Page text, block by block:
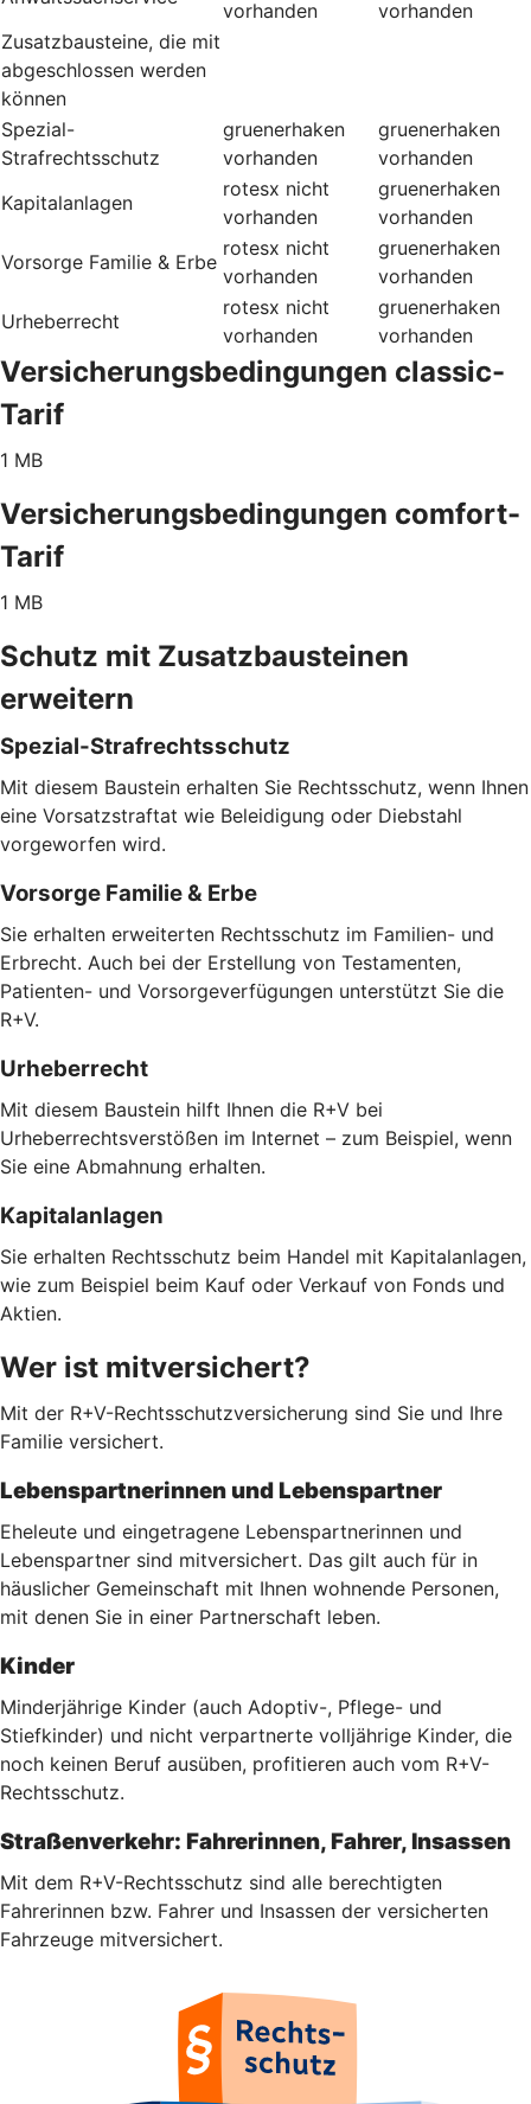
vorhanden
vorhanden
Zusatzbausteine, die mit
abgeschlossen werden
können
Spezial-
Strafrechtsschutz
gruenerhaken
vorhanden
gruenerhaken
vorhanden
Kapitalanlagen
rotesx nicht
vorhanden
gruenerhaken
vorhanden
Vorsorge Familie & Erbe
rotesx nicht
vorhanden
gruenerhaken
vorhanden
Urheberrecht
rotesx nicht
vorhanden
gruenerhaken
vorhanden
Versicherungsbedingungen classic-
Tarif
1 MB
Versicherungsbedingungen comfort-
Tarif
1 MB
Schutz mit Zusatzbausteinen
erweitern
Spezial-Strafrechtsschutz
Mit diesem Baustein erhalten Sie Rechtsschutz, wenn Ihnen
eine Vorsatzstraftat wie Beleidigung oder Diebstahl
vorgeworfen wird.
Vorsorge Familie & Erbe
Sie erhalten erweiterten Rechtsschutz im Familien- und
Erbrecht. Auch bei der Erstellung von Testamenten,
Patienten- und Vorsorgeverfügungen unterstützt Sie die
R+V.
Urheberrecht
Mit diesem Baustein hilft Ihnen die R+V bei
Urheberrechtsverstößen im Internet – zum Beispiel, wenn
Sie eine Abmahnung erhalten.
Kapitalanlagen
Sie erhalten Rechtsschutz beim Handel mit Kapitalanlagen,
wie zum Beispiel beim Kauf oder Verkauf von Fonds und
Aktien.
Wer ist mitversichert?
Mit der R+V-Rechtsschutzversicherung sind Sie und Ihre
Familie versichert.
Lebenspartnerinnen und Lebenspartner
Eheleute und eingetragene Lebenspartnerinnen und
Lebenspartner sind mitversichert. Das gilt auch für in
häuslicher Gemeinschaft mit Ihnen wohnende Personen,
mit denen Sie in einer Partnerschaft leben.
Kinder
Minderjährige Kinder (auch Adoptiv-, Pflege- und
Stiefkinder) und nicht verpartnerte volljährige Kinder, die
noch keinen Beruf ausüben, profitieren auch vom R+V-
Rechtsschutz.
Straßenverkehr: Fahrerinnen, Fahrer, Insassen
Mit dem R+V-Rechtsschutz sind alle berechtigten
Fahrerinnen bzw. Fahrer und Insassen der versicherten
Fahrzeuge mitversichert.